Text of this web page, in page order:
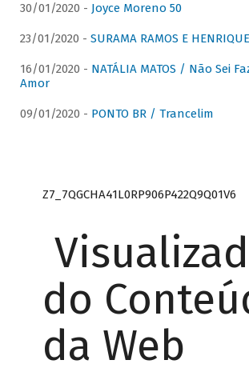
30/01/2020 - Joyce Moreno 50
23/01/2020 - SURAMA RAMOS E
16/01/2020 - NATÁLIA MATOS / Não Sei
Amor
09/01/2020 - PONTO BR / Trancelim
Z7_7QGCHA41L0RP906P422Q9Q01V6
do
da Web